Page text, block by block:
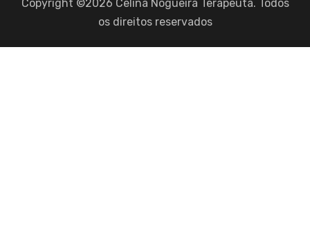
Copyright ©2026 Celina Nogueira Terapeuta. Todos
os direitos reservados